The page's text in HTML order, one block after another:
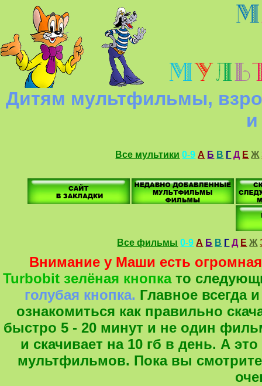
Дитям мультфильмы,
и
Все мультики 0-9 А Б В Г Д Е Ж
Все фильмы 0-9 А Б В Г Д Е Ж
Внимание у Маши есть
Turbobit зелёная кнопкато
голубая кнопка. Главное всегда
ознакомиться как правильно
быстро 5 - 20 минут и не один
и скачивает на 10 гб в день. А
мультфильмов. Пока вы